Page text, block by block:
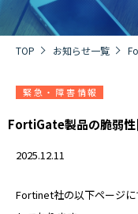
会社概要
COMPANY
IR・CSR
RECRUIT
TOP お知らせ一覧
緊急・障害情報
FortiGate製品の脆弱
2025.12.11
Fortinet社の以下ページに